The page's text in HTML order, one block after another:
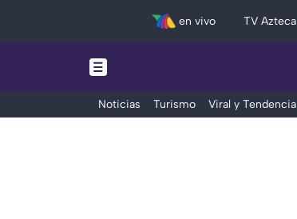
en vivo TV Azteca
Noticias Turismo Viral y Tendencia